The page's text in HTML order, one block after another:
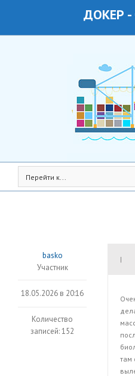
ДОКЕР -
Перейти к...
basko
Участник
18.05.2026 в 20:16
Количество
записей: 152
|
там